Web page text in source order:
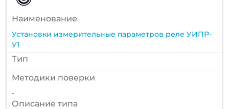
Наименование
Установки измерительные параметров реле УИПР-
У1
Тип
Методики поверки
-
Описание типа